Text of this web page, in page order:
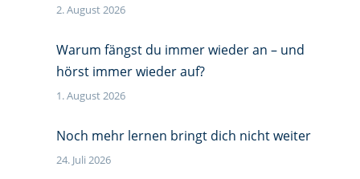
2. August 2026
Warum fängst du immer wieder an – und
hörst immer wieder auf?
1. August 2026
Noch mehr lernen bringt dich nicht weiter
24. Juli 2026